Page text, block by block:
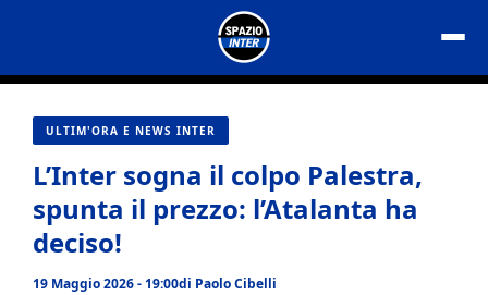
contenuto
ULTIM'ORA E NEWS INTER
L’Inter sogna il colpo Palestra,
spunta il prezzo: l’Atalanta ha
deciso!
19 Maggio 2026 - 19:00di Paolo Cibelli